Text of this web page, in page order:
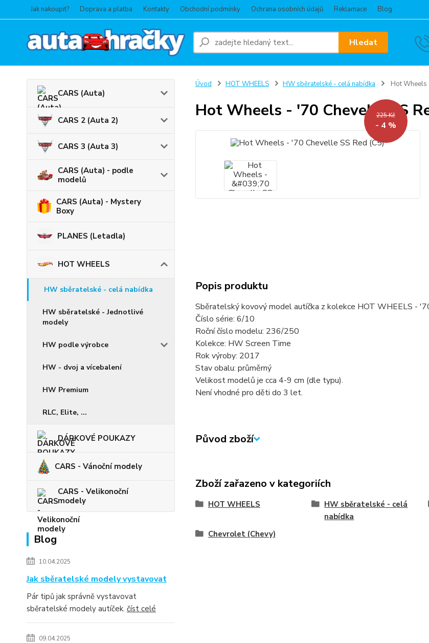
Jak nakoupit? Doprava a platba Kontakty Obchodní podmínky Ochrana osobních údajů Reklamace Blog
Hledat
CARS (Auta)
CARS 2 (Auta 2)
CARS 3 (Auta 3)
CARS (Auta) - podle
modelů
CARS (Auta) - Mystery
Boxy
PLANES (Letadla)
HOT WHEELS
HW sběratelské - celá nabídka
HW sběratelské - Jednotlivé
modely
HW podle výrobce
HW - dvoj a vícebalení
HW Premium
RLC, Elite, ...
DÁRKOVÉ POUKAZY
CARS - Vánoční modely
CARS - Velikonoční
modely
Blog
10.04.2025
Jak sběratelské modely vystavovat
Pár tipů jak správně vystavovat
sběratelské modely autíček. číst celé
09.04.2025
Úvod HOT WHEELS HW sběratelské - celá nabídka Hot Wheels
Hot Wheels - '70 Chevelle SS
225 Kč
- 4 %
Popis produktu
Sběratelský kovový model autíčka z kolekce HOT WHEELS -
Číslo série: 6/10
Roční číslo modelu: 236/250
Kolekce: HW Screen Time
Rok výroby: 2017
Stav obalu: průměrný
Velikost modelů je cca 4-9 cm (dle typu).
Není vhodné pro děti do 3 let.
Původ zboží
Zboží zařazeno v kategoriích
HOT WHEELS
HW sběratelské - celá
nabídka
Chevrolet (Chevy)